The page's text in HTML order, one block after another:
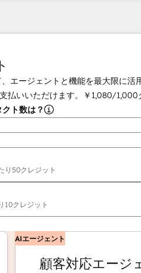
エージェントと機能を最大限に
払いいただけます。
￥1,080/1,000
ト数は？
り50クレジット
10クレジット
エージェント
顧客対応エージェ